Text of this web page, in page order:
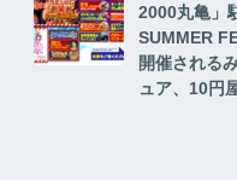
2000丸亀」
SUMMER
開催される
ュア、10円